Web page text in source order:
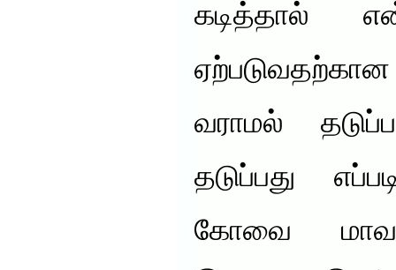
கடித்தால்
வராமல்
தடுப்பது
கோவை